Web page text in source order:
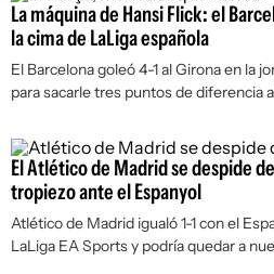
La máquina de Hansi Flick: el
la cima de LaLiga española
El Barcelona goleó 4-1 al Girona en la
para sacarle tres puntos de diferencia
El Atlético de Madrid se despide
tropiezo ante el Espanyol
Atlético de Madrid igualó 1-1 con el
LaLiga EA Sports y podría quedar a